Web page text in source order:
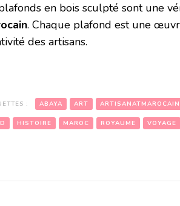
en bois sculpté sont une
. Chaque plafond est une
des artisans.
: ABAYA ART ARTISANATMAROCAIN
HISTOIRE MAROC ROYAUME VOYAGE